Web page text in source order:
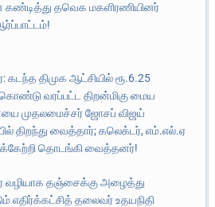
கண்டித்து தவெக மகளிரணியினர்
கடந்த திமுக ஆட்சியில் ரூ.6.25
வரப்பட்ட திறன்மிகு மைய
முதலமைச்சர் ஜோசப் விஜய்
திறந்து வைத்தார்; கலெக்டர், எம்.எல்.ஏ
தொடங்கி வைத்தனர்!
வழியாக தஞ்சைக்கு அழைத்து
எதிர்க்கட்சித் தலைவர் உதயநிதி